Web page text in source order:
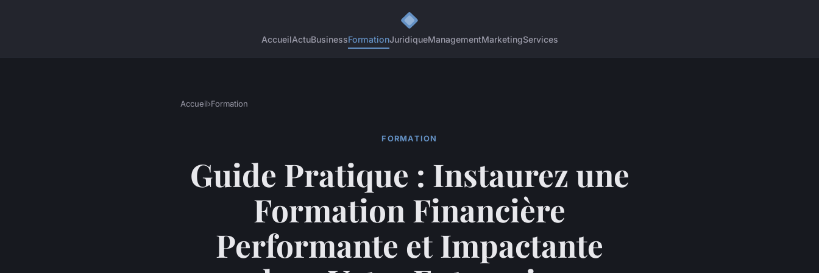
AccueilActuBusinessFormationJuridiqueManagementMarketingServices
Accueil›Formation
FORMATION
Guide Pratique : Instaurez une
Formation Financière
Performante et Impactante